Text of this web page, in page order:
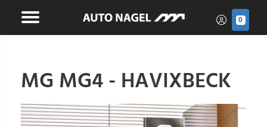
0
MG MG4 - HAVIXBECK